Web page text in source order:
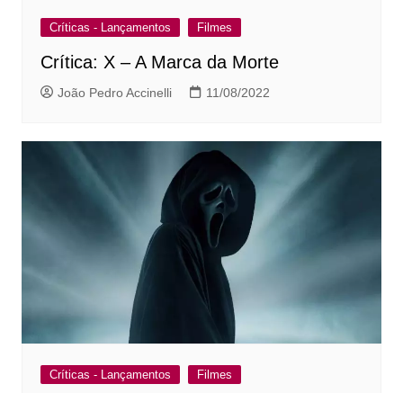
Críticas - Lançamentos Filmes
Crítica: X – A Marca da Morte
João Pedro Accinelli 11/08/2022
Críticas - Lançamentos Filmes